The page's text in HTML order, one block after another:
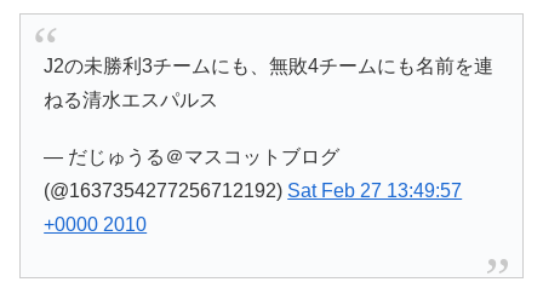
J2の未勝利3チームにも、無敗4チームにも名前を連
ねる清水エスパルス
— だじゅうる＠マスコットブログ
(@1637354277256712192) Sat Feb 27 13:49:57
+0000 2010